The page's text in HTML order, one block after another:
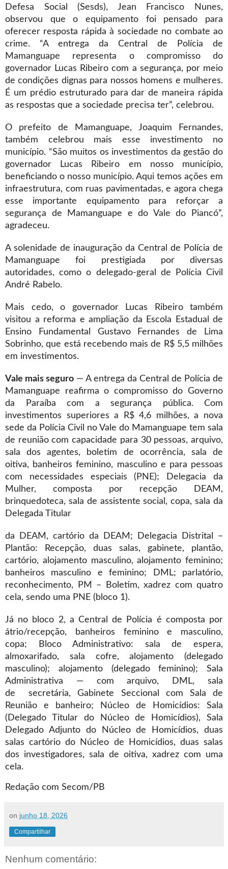
Defesa Social (Sesds), Jean Francisco Nunes,
observou que o equipamento foi pensado para
oferecer resposta rápida à sociedade no combate ao
crime. “A entrega da Central de Polícia de
Mamanguape representa o compromisso do
governador Lucas Ribeiro com a segurança, por meio
de condições dignas para nossos homens e mulheres.
É um prédio estruturado para dar de maneira rápida
as respostas que a sociedade precisa ter”, celebrou.
O prefeito de Mamanguape, Joaquim Fernandes,
também celebrou mais esse investimento no
município. “São muitos os investimentos da gestão do
governador Lucas Ribeiro em nosso município,
beneficiando o nosso município. Aqui temos ações em
infraestrutura, com ruas pavimentadas, e agora chega
esse importante equipamento para reforçar a
segurança de Mamanguape e do Vale do Piancó”,
agradeceu.
A solenidade de inauguração da Central de Polícia de
Mamanguape foi prestigiada por diversas
autoridades, como o delegado-geral de Polícia Civil
André Rabelo.
Mais cedo, o governador Lucas Ribeiro também
visitou a reforma e ampliação da Escola Estadual de
Ensino Fundamental Gustavo Fernandes de Lima
Sobrinho, que está recebendo mais de R$ 5,5 milhões
em investimentos.
Vale mais seguro — A entrega da Central de Polícia de
Mamanguape reafirma o compromisso do Governo
da Paraíba com a segurança pública. Com
investimentos superiores a R$ 4,6 milhões, a nova
sede da Polícia Civil no Vale do Mamanguape tem sala
de reunião com capacidade para 30 pessoas, arquivo,
sala dos agentes, boletim de ocorrência, sala de
oitiva, banheiros feminino, masculino e para pessoas
com necessidades especiais (PNE); Delegacia da
Mulher, composta por recepção DEAM,
brinquedoteca, sala de assistente social, copa, sala da
Delegada Titular
da DEAM, cartório da DEAM; Delegacia Distrital –
Plantão: Recepção, duas salas, gabinete, plantão,
cartório, alojamento masculino, alojamento feminino;
banheiros masculino e feminino; DML; parlatório,
reconhecimento, PM – Boletim, xadrez com quatro
cela, sendo uma PNE (bloco 1).
Já no bloco 2, a Central de Polícia é composta por
átrio/recepção, banheiros feminino e masculino,
copa; Bloco Administrativo: sala de espera,
almoxarifado, sala cofre, alojamento (delegado
masculino); alojamento (delegado feminino); Sala
Administrativa — com arquivo, DML, sala
de secretária, Gabinete Seccional com Sala de
Reunião e banheiro; Núcleo de Homicídios: Sala
(Delegado Titular do Núcleo de Homicídios), Sala
Delegado Adjunto do Núcleo de Homicídios, duas
salas cartório do Núcleo de Homicídios, duas salas
dos investigadores, sala de oitiva, xadrez com uma
cela.
Redação com Secom/PB
on junho 18, 2026
Compartilhar
Nenhum comentário: